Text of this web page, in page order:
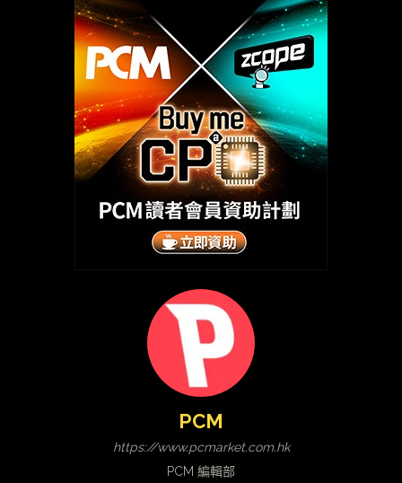
PCM
https://www.pcmarket.com.hk
PCM 編輯部